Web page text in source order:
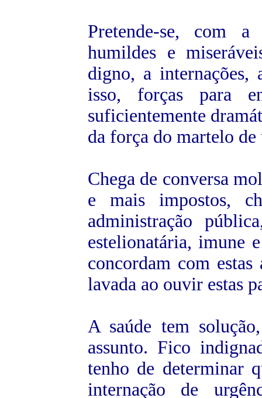
Pretende-se, com
humildes e
digno, a internações,
isso, forças para
suficientemente
da força do martelo
Chega de conversa
e mais impostos,
administração
estelionatária, imune
concordam com
lavada ao ouvir estas
A saúde tem
assunto. Fico
tenho de determinar
internação de